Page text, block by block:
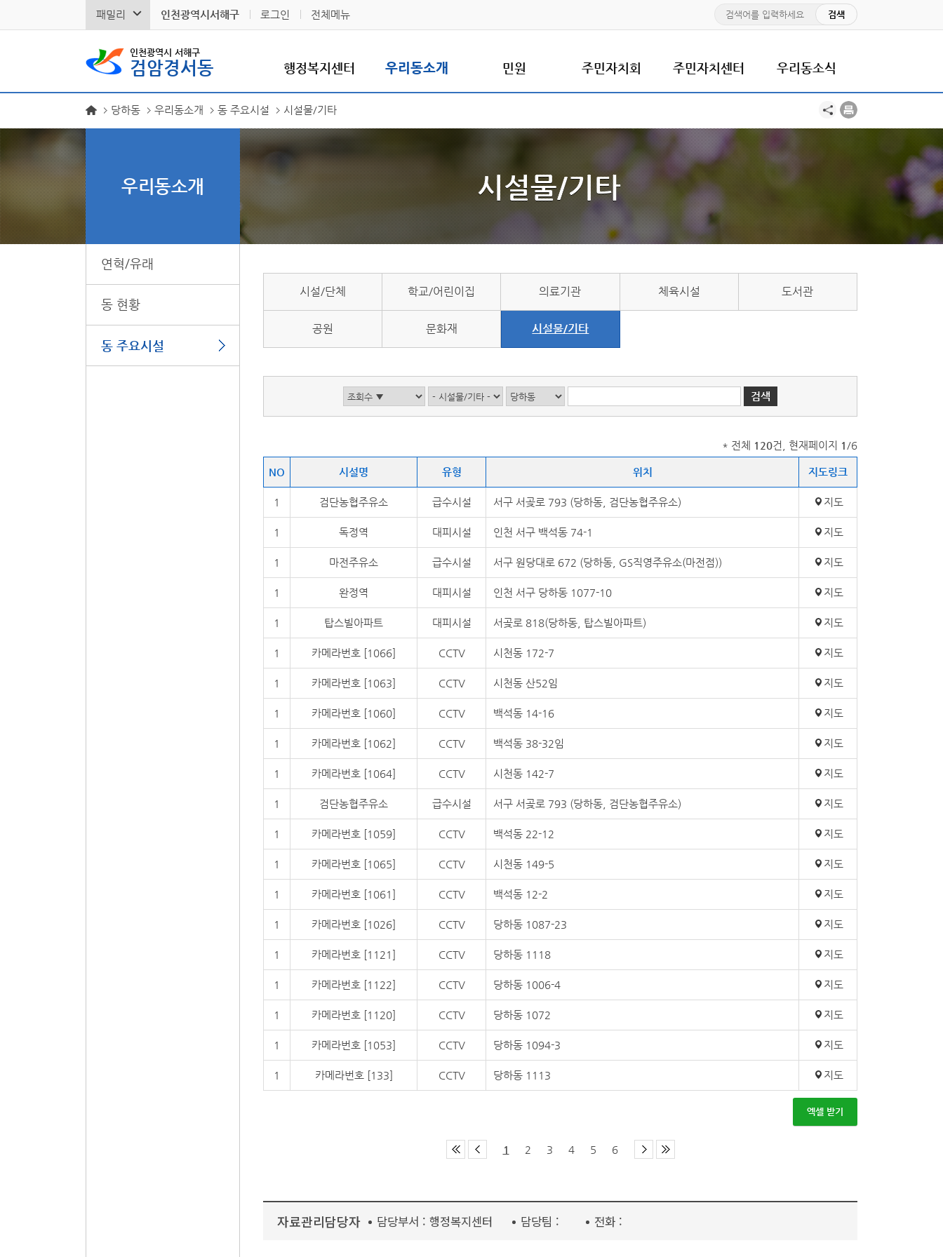
패밀리 인천광역시서해구 로그인 전체메뉴
인천광역시 서해구
검암경서동 행정복지센터 우리동소개 민원 주민자치회 주민자치센터 우리동소식
우리동소개
연혁/유래
동 현황
동 주요시설
당하동 우리동소개 동 주요시설 시설물/기타
시설물/기타
시설/단체 학교/어린이집 의료기관 체육시설 도서관
공원 문화재 시설물/기타
* 전체 120건, 현재페이지 1 /6
NO 시설명 유형 위치 지도링크
1 검단농협주유소 급수시설 서구 서곶로 793 (당하동, 검단농협주유소) 지도
1 독정역 대피시설 인천 서구 백석동 74-1 지도
1 마전주유소 급수시설 서구 원당대로 672 (당하동, GS직영주유소(마전점)) 지도
1 완정역 대피시설 인천 서구 당하동 1077-10 지도
1 탑스빌아파트 대피시설 서곶로 818(당하동, 탑스빌아파트) 지도
1 카메라번호 [1066] CCTV 시천동 172-7 지도
1 카메라번호 [1063] CCTV 시천동 산52임 지도
1 카메라번호 [1060] CCTV 백석동 14-16 지도
1 카메라번호 [1062] CCTV 백석동 38-32임 지도
1 카메라번호 [1064] CCTV 시천동 142-7 지도
1 검단농협주유소 급수시설 서구 서곶로 793 (당하동, 검단농협주유소) 지도
1 카메라번호 [1059] CCTV 백석동 22-12 지도
1 카메라번호 [1065] CCTV 시천동 149-5 지도
1 카메라번호 [1061] CCTV 백석동 12-2 지도
1 카메라번호 [1026] CCTV 당하동 1087-23 지도
1 카메라번호 [1121] CCTV 당하동 1118 지도
1 카메라번호 [1122] CCTV 당하동 1006-4 지도
1 카메라번호 [1120] CCTV 당하동 1072 지도
1 카메라번호 [1053] CCTV 당하동 1094-3 지도
1 카메라번호 [133] CCTV 당하동 1113 지도
엑셀 받기
1 2 3 4 5 6
자료관리담당자 담당부서 : 행정복지센터 담당팀 : 전화 :